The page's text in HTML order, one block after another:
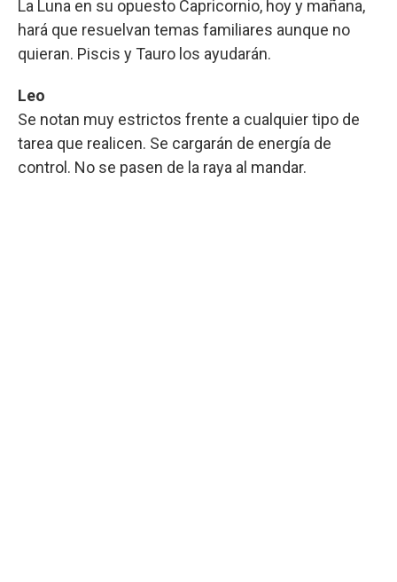
La Luna en su opuesto Capricornio, hoy y mañana,
hará que resuelvan temas familiares aunque no
quieran. Piscis y Tauro los ayudarán.
Leo
Se notan muy estrictos frente a cualquier tipo de
tarea que realicen. Se cargarán de energía de
control. No se pasen de la raya al mandar.